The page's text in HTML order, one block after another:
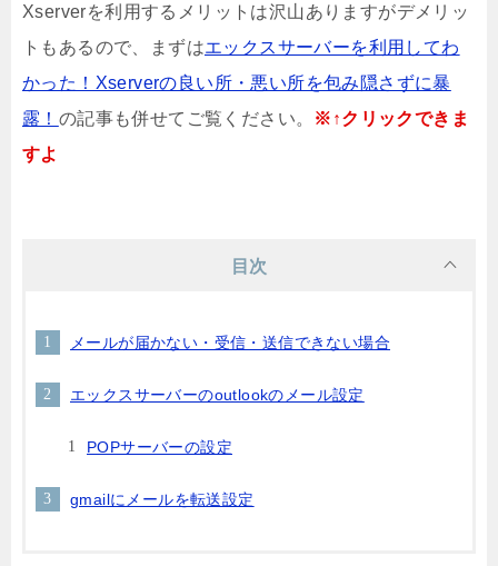
Xserverを利用するメリットは沢山ありますがデメリッ
トもあるので、まずはエックスサーバーを利用してわ
かった！Xserverの良い所・悪い所を包み隠さずに暴
露！ の記事も併せてご覧ください。 ※↑クリックできま
すよ
目次
メールが届かない・受信・送信できない場合
エックスサーバーのoutlookのメール設定
POPサーバーの設定
gmailにメールを転送設定